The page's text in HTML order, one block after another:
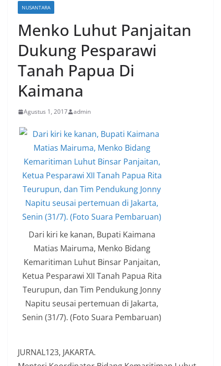
NUSANTARA
Menko Luhut Panjaitan
Dukung Pesparawi
Tanah Papua Di
Kaimana
Agustus 1, 2017 admin
Dari kiri ke kanan, Bupati Kaimana
Matias Mairuma, Menko Bidang
Kemaritiman Luhut Binsar Panjaitan,
Ketua Pesparawi XII Tanah Papua Rita
Teurupun, dan Tim Pendukung Jonny
Napitu seusai pertemuan di Jakarta,
Senin (31/7). (Foto Suara Pembaruan)
JURNAL123, JAKARTA.